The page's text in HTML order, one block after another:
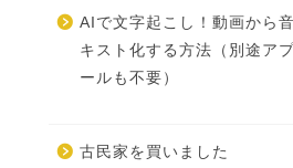
AIで文字起こし！動画から
キスト化する方法（別途ア
ールも不要）
古民家を買いました